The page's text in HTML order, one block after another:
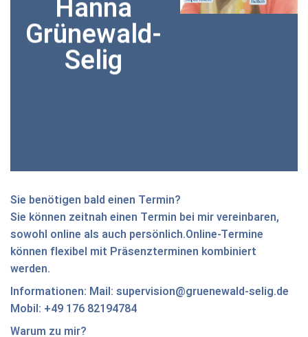
Hanna
Grünewald-
Selig
Sie benötigen bald einen Termin?
Sie können zeitnah einen Termin bei mir vereinbaren,
sowohl online als auch persönlich.Online-Termine
können flexibel mit Präsenzterminen kombiniert
werden.
Informationen: Mail: supervision@gruenewald-selig.de
Mobil: +49 176 82194784
Warum zu mir?